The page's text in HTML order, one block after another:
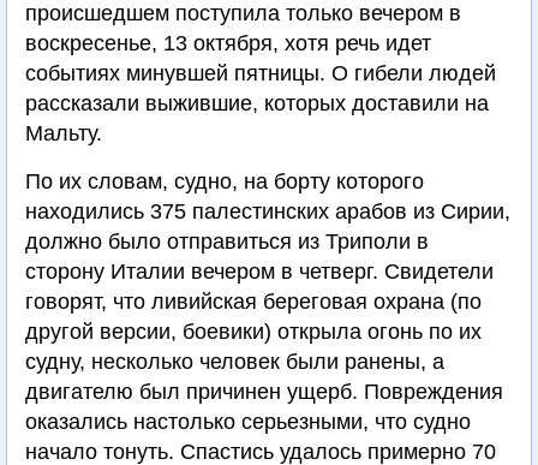
происшедшем поступила только вечером в
воскресенье, 13 октября, хотя речь идет
событиях минувшей пятницы. О гибели людей
рассказали выжившие, которых доставили на
Мальту.
По их словам, судно, на борту которого
находились 375 палестинских арабов из Сирии,
должно было отправиться из Триполи в
сторону Италии вечером в четверг. Свидетели
говорят, что ливийская береговая охрана (по
другой версии, боевики) открыла огонь по их
судну, несколько человек были ранены, а
двигателю был причинен ущерб. Повреждения
оказались настолько серьезными, что судно
начало тонуть. Спастись удалось примерно 70